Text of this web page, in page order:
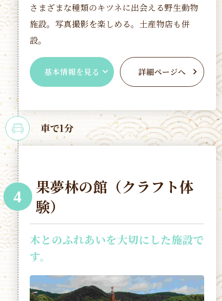
さまざまな種類のキツネに出会える野生動物
施設。写真撮影を楽しめる。土産物店も併
設。
基本情報を見る 詳細ページへ
車で1分
4
果夢林の館（クラフト体
験）
木とのふれあいを大切にした施設で
す。